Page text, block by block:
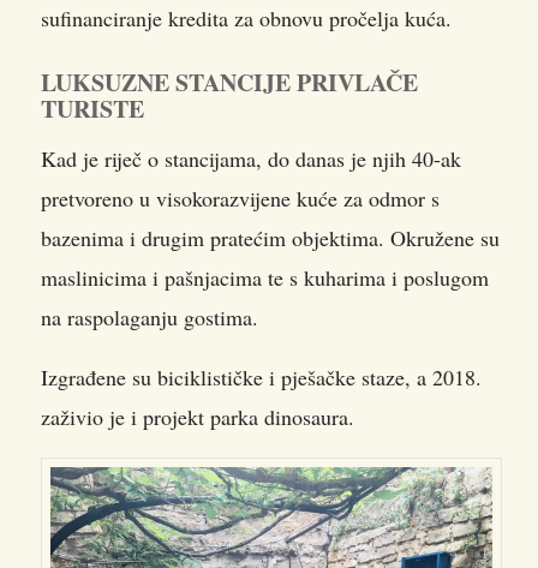
sufinanciranje kredita za obnovu pročelja kuća.
LUKSUZNE STANCIJE PRIVLAČE
TURISTE
Kad je riječ o stancijama, do danas je njih 40-ak
pretvoreno u visokorazvijene kuće za odmor s
bazenima i drugim pratećim objektima. Okružene su
maslinicima i pašnjacima te s kuharima i poslugom
na raspolaganju gostima.
Izgrađene su biciklističke i pješačke staze, a 2018.
zaživio je i projekt parka dinosaura.